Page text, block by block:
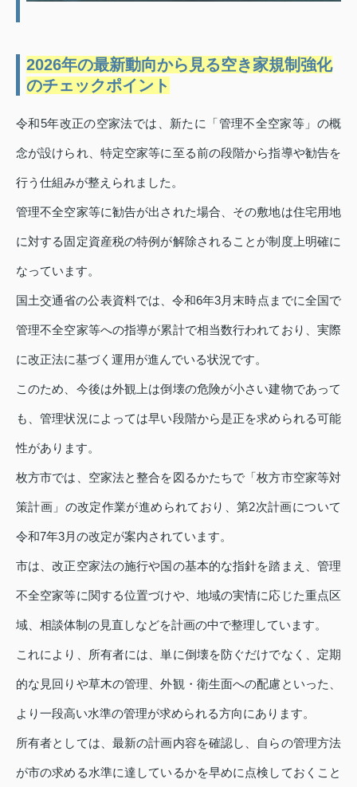
2026年の最新動向から見る空き家規制強化
のチェックポイント
令和5年改正の空家法では、新たに「管理不全空家等」の概
念が設けられ、特定空家等に至る前の段階から指導や勧告を
行う仕組みが整えられました。
管理不全空家等に勧告が出された場合、その敷地は住宅用地
に対する固定資産税の特例が解除されることが制度上明確に
なっています。
国土交通省の公表資料では、令和6年3月末時点までに全国で
管理不全空家等への指導が累計で相当数行われており、実際
に改正法に基づく運用が進んでいる状況です。
このため、今後は外観上は倒壊の危険が小さい建物であって
も、管理状況によっては早い段階から是正を求められる可能
性があります。
枚方市では、空家法と整合を図るかたちで「枚方市空家等対
策計画」の改定作業が進められており、第2次計画について
令和7年3月の改定が案内されています。
市は、改正空家法の施行や国の基本的な指針を踏まえ、管理
不全空家等に関する位置づけや、地域の実情に応じた重点区
域、相談体制の見直しなどを計画の中で整理しています。
これにより、所有者には、単に倒壊を防ぐだけでなく、定期
的な見回りや草木の管理、外観・衛生面への配慮といった、
より一段高い水準の管理が求められる方向にあります。
所有者としては、最新の計画内容を確認し、自らの管理方法
が市の求める水準に達しているかを早めに点検しておくこと